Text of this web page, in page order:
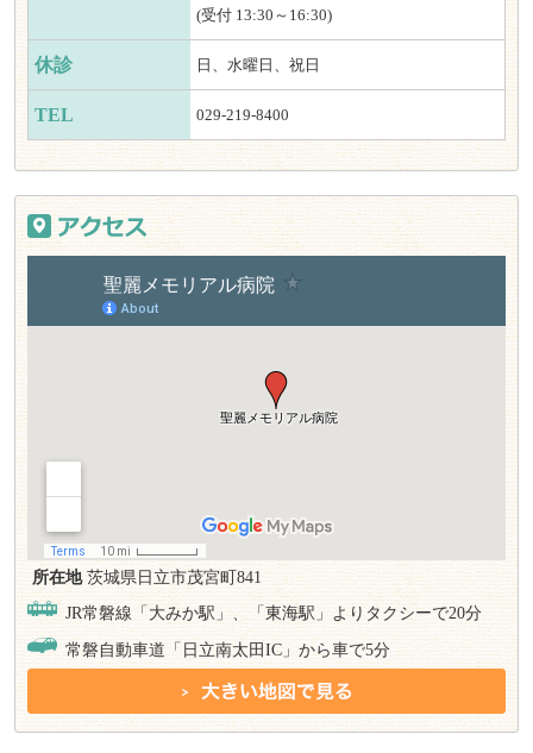
(受付 13:30～16:30)
休診 日、水曜日、祝日
TEL 029-219-8400
所在地 茨城県日立市茂宮町841
JR常磐線「大みか駅」、「東海駅」よりタクシーで20分
常磐自動車道「日立南太田IC」から車で5分